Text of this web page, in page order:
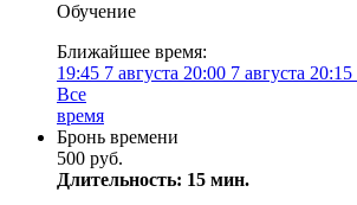
Обучение
Ближайшее время:
19:45 7 августа 20:00 7 августа 20:15
Все
время
Бронь времени
500 руб.
Длительность: 15 мин.